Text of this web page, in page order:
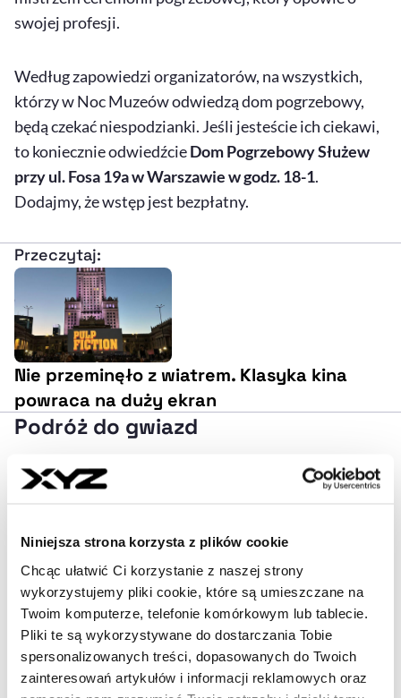
Niniejsza strona korzysta z plików cookie
Chcąc ułatwić Ci korzystanie z naszej strony
wykorzystujemy pliki cookie, które są umieszczane na
Twoim komputerze, telefonie komórkowym lub tablecie.
Pliki te są wykorzystywane do dostarczania Tobie
spersonalizowanych treści, dopasowanych do Twoich
zainteresowań artykułów i informacji reklamowych oraz
swojej profesji.
Według zapowiedzi organizatorów, na wszystkich,
którzy w Noc Muzeów odwiedzą dom pogrzebowy,
będą czekać niespodzianki. Jeśli jesteście ich ciekawi,
to koniecznie odwiedźcieDom Pogrzebowy Służew
przy ul. Fosa 19a w Warszawie w godz. 18-1.
Dodajmy, że wstęp jest bezpłatny.
Przeczytaj:
Nie przeminęło z wiatrem. Klasyka kina
powraca na duży ekran
Podróż do gwiazd
Powracając do świata żywych, polecamy także wybrać
się w podróż do gwiazd. W tegoroczną Noc Muzeów
do obserwacji nocnego nieba przez teleskopy.
– To niepowtarzalna okazja, by spojrzeć w niebo z
zupełnie innej perspektywy i odkryć fascynujący
świat astronomii. W atmosferze nocnych obserwacji
przeniesiemy się miliony kilometrów od Ziemi – bez